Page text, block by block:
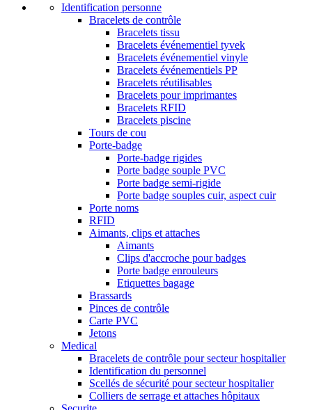
Identification personne
Bracelets de contrôle
Bracelets tissu
Bracelets événementiel tyvek
Bracelets événementiel vinyle
Bracelets événementiels PP
Bracelets réutilisables
Bracelets pour imprimantes
Bracelets RFID
Bracelets piscine
Tours de cou
Porte-badge
Porte-badge rigides
Porte badge souple PVC
Porte badge semi-rigide
Porte badge souples cuir, aspect cuir
Porte noms
RFID
Aimants, clips et attaches
Aimants
Clips d'accroche pour badges
Porte badge enrouleurs
Etiquettes bagage
Brassards
Pinces de contrôle
Carte PVC
Jetons
Medical
Bracelets de contrôle pour secteur hospitalier
Identification du personnel
Scellés de sécurité pour secteur hospitalier
Colliers de serrage et attaches hôpitaux